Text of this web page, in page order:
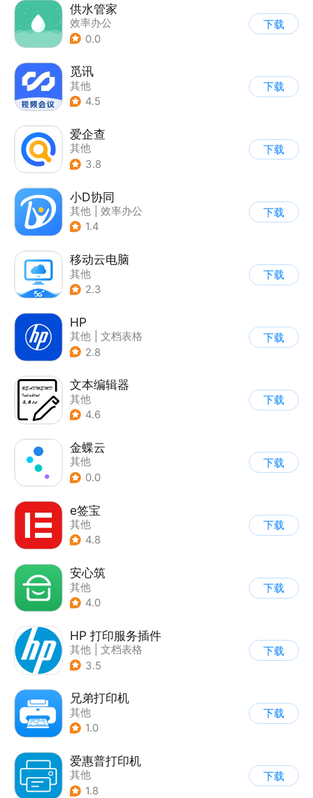
供水管家
效率办公
0.0
下载
觅讯
其他
4.5
下载
爱企查
其他
3.8
下载
小D协同
其他
效率办公
1.4
下载
移动云电脑
其他
2.3
下载
HP
其他
文档表格
2.8
下载
文本编辑器
其他
4.6
下载
金蝶云
其他
0.0
下载
e签宝
其他
4.8
下载
安心筑
其他
4.0
下载
HP 打印服务插件
其他
文档表格
3.5
下载
兄弟打印机
其他
1.0
下载
爱惠普打印机
其他
1.8
下载